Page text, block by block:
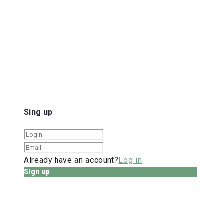
Sing up
Already have an account?Log in
Sign up